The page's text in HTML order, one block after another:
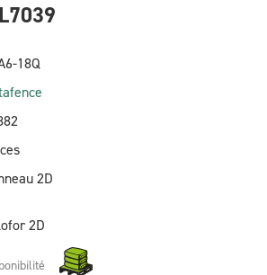
18Q
2D
2D